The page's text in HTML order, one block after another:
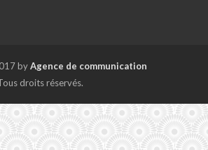
byAgence de communication
droits réservés.